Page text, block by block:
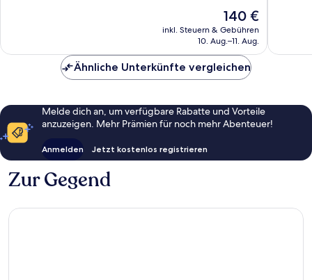
Der
Preis
beträgt
140 €
inkl. Steuern & Gebühren
10. Aug.–11. Aug.
Ähnliche Unterkünfte vergleichen
Melde dich an, um verfügbare Rabatte und Vorteile
anzuzeigen. Mehr Prämien für noch mehr Abenteuer!
Anmelden Jetzt kostenlos registrieren
Zur Gegend